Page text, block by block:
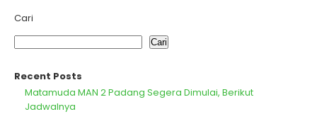
Cari
Cari
Recent Posts
Matamuda MAN 2 Padang Segera Dimulai, Berikut
Jadwalnya